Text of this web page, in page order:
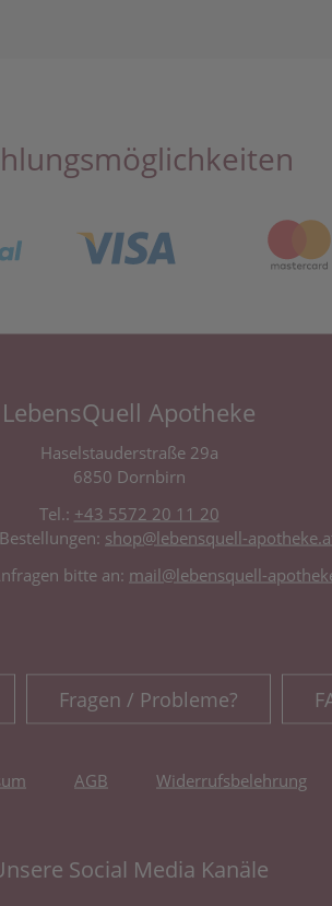
LebensQuell Apotheke
Haselstauderstraße 29a
6850 Dornbirn
Tel.: +43 5572 20 11 20
shop@lebensquell-
bitte an: mail@lebensquell-
Fragen / Probleme?
AGB Widerrufsbelehrung
Social Media Kanäle